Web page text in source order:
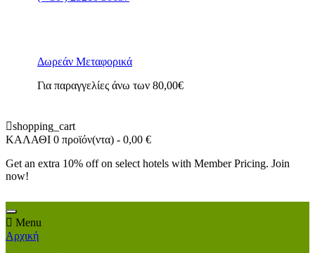
Δωρεάν Μεταφορικά
Για παραγγελίες άνω των 80,00€
shopping_cart
ΚΑΛΑΘΙ 0 προϊόν(ντα) - 0,00 €
Get an extra 10% off on select hotels with Member Pricing. Join
now!
Menu
Αρχική